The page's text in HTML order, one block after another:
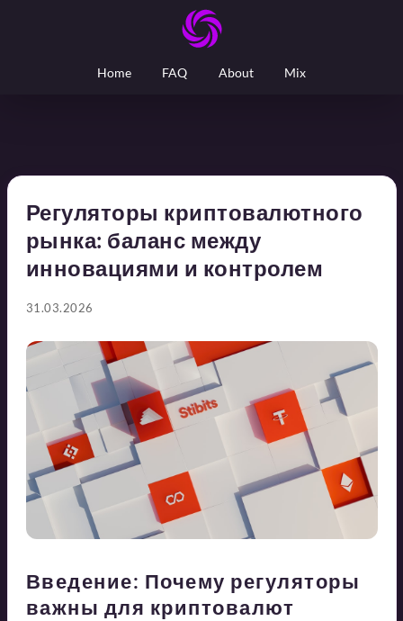
Home FAQ About Mix
Регуляторы криптовалютного
рынка: баланс между
инновациями и контролем
31.03.2026
Введение: Почему регуляторы
важны для криптовалют